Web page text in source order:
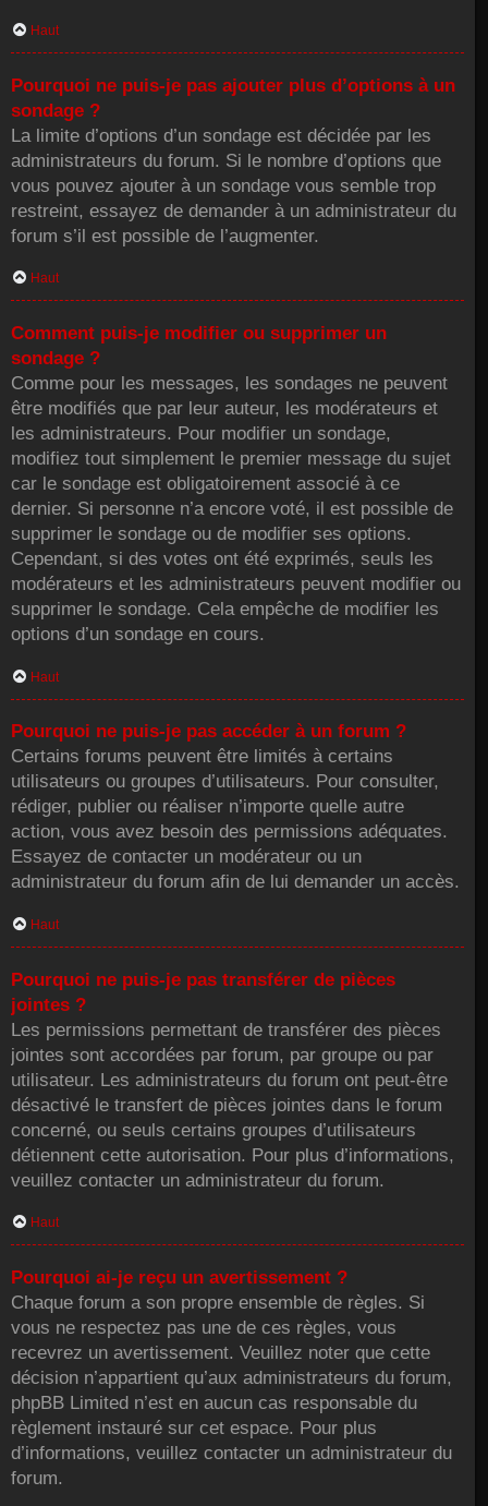
Haut
Pourquoi ne puis-je pas ajouter plus d’options à un
sondage ?
La limite d’options d’un sondage est décidée par les
administrateurs du forum. Si le nombre d’options que
vous pouvez ajouter à un sondage vous semble trop
restreint, essayez de demander à un administrateur du
forum s’il est possible de l’augmenter.
Haut
Comment puis-je modifier ou supprimer un
sondage ?
Comme pour les messages, les sondages ne peuvent
être modifiés que par leur auteur, les modérateurs et
les administrateurs. Pour modifier un sondage,
modifiez tout simplement le premier message du sujet
car le sondage est obligatoirement associé à ce
dernier. Si personne n’a encore voté, il est possible de
supprimer le sondage ou de modifier ses options.
Cependant, si des votes ont été exprimés, seuls les
modérateurs et les administrateurs peuvent modifier ou
supprimer le sondage. Cela empêche de modifier les
options d’un sondage en cours.
Haut
Pourquoi ne puis-je pas accéder à un forum ?
Certains forums peuvent être limités à certains
utilisateurs ou groupes d’utilisateurs. Pour consulter,
rédiger, publier ou réaliser n’importe quelle autre
action, vous avez besoin des permissions adéquates.
Essayez de contacter un modérateur ou un
administrateur du forum afin de lui demander un accès.
Haut
Pourquoi ne puis-je pas transférer de pièces
jointes ?
Les permissions permettant de transférer des pièces
jointes sont accordées par forum, par groupe ou par
utilisateur. Les administrateurs du forum ont peut-être
désactivé le transfert de pièces jointes dans le forum
concerné, ou seuls certains groupes d’utilisateurs
détiennent cette autorisation. Pour plus d’informations,
veuillez contacter un administrateur du forum.
Haut
Pourquoi ai-je reçu un avertissement ?
Chaque forum a son propre ensemble de règles. Si
vous ne respectez pas une de ces règles, vous
recevrez un avertissement. Veuillez noter que cette
décision n’appartient qu’aux administrateurs du forum,
phpBB Limited n’est en aucun cas responsable du
règlement instauré sur cet espace. Pour plus
d’informations, veuillez contacter un administrateur du
forum.